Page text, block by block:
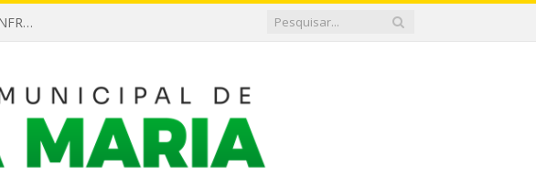
EDITAL DE CHAMAMENTO PÚBLICO Nº 003/2026 – APOIO À INFRAESTRUTURA CULTURAL